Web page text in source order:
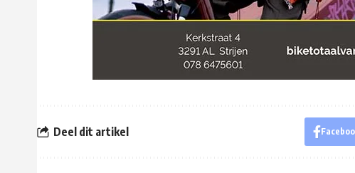
Deel dit artikel